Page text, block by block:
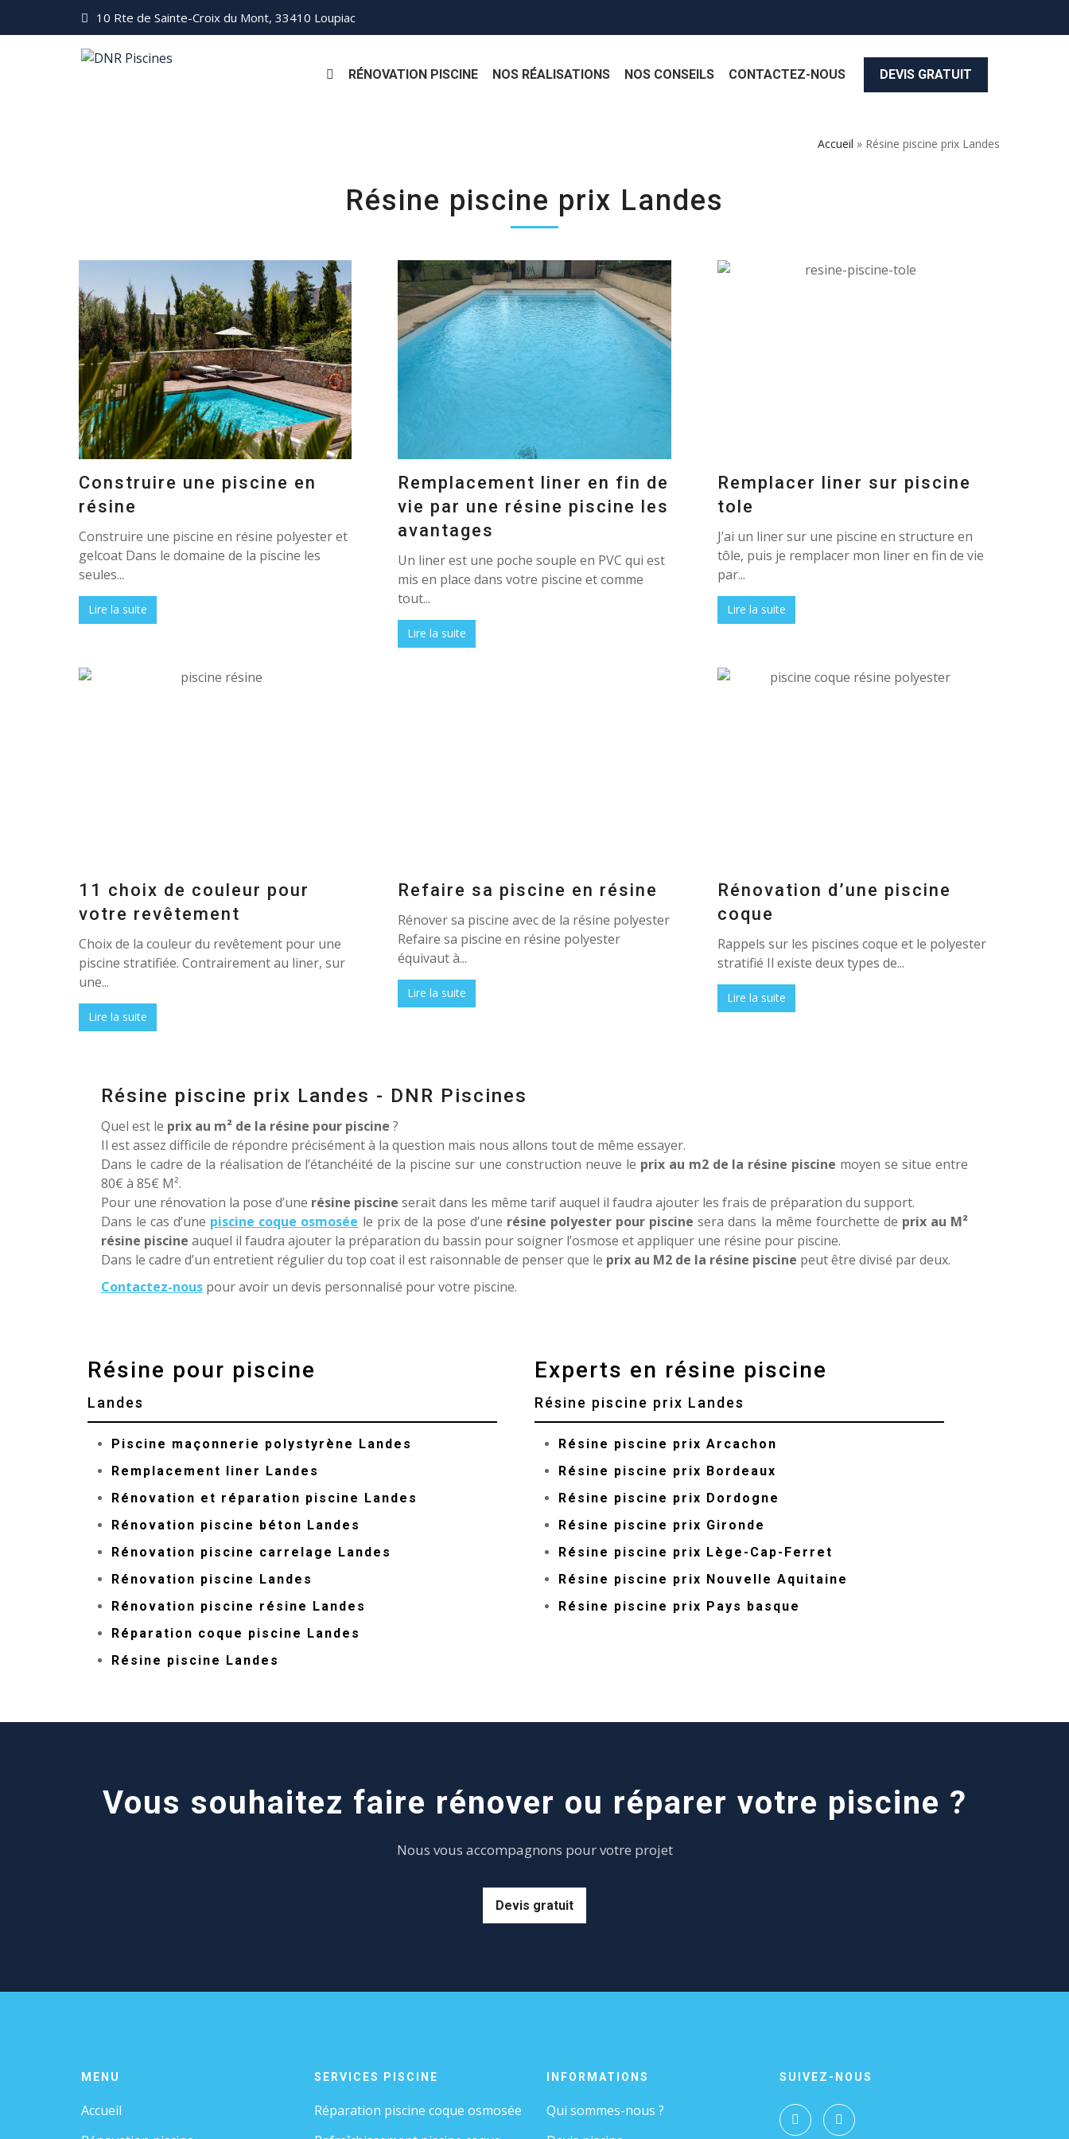
10 Rte de Sainte-Croix du Mont, 33410 Loupiac
RÉNOVATION PISCINE NOS RÉALISATIONS NOS CONSEILS CONTACTEZ-NOUS DEVIS GRATUIT
Accueil » Résine piscine prix Landes
Résine piscine prix Landes
Construire une piscine en
résine
Construire une piscine en résine polyester et
gelcoat Dans le domaine de la piscine les
seules...
Lire la suite
Remplacement liner en fin de
vie par une résine piscine les
avantages
Un liner est une poche souple en PVC qui est
mis en place dans votre piscine et comme
tout...
Lire la suite
Remplacer liner sur piscine
tole
J’ai un liner sur une piscine en structure en
tôle, puis je remplacer mon liner en fin de vie
par...
Lire la suite
11 choix de couleur pour
votre revêtement
Choix de la couleur du revêtement pour une
piscine stratifiée. Contrairement au liner, sur
une...
Lire la suite
Refaire sa piscine en résine
Rénover sa piscine avec de la résine polyester
Refaire sa piscine en résine polyester
équivaut à...
Lire la suite
Rénovation d’une piscine
coque
Rappels sur les piscines coque et le polyester
stratifié Il existe deux types de...
Lire la suite
Résine piscine prix Landes - DNR Piscines
Quel est le prix au m² de la résine pour piscine ?
Il est assez difficile de répondre précisément à la question mais nous allons tout de même essayer.
Dans le cadre de la réalisation de l’étanchéité de la piscine sur une construction neuve le prix au m2 de la résine piscine moyen se situe entre
80€ à 85€ M².
Pour une rénovation la pose d’une résine piscine serait dans les même tarif auquel il faudra ajouter les frais de préparation du support.
Dans le cas d’une piscine coque osmosée le prix de la pose d’une résine polyester pour piscine sera dans la même fourchette de prix au M²
résine piscine auquel il faudra ajouter la préparation du bassin pour soigner l’osmose et appliquer une résine pour piscine.
Dans le cadre d’un entretient régulier du top coat il est raisonnable de penser que le prix au M2 de la résine piscine peut être divisé par deux.
Contactez-nous pour avoir un devis personnalisé pour votre piscine.
Résine pour piscine
Landes
Piscine maçonnerie polystyrène Landes
Remplacement liner Landes
Rénovation et réparation piscine Landes
Rénovation piscine béton Landes
Rénovation piscine carrelage Landes
Rénovation piscine Landes
Rénovation piscine résine Landes
Réparation coque piscine Landes
Résine piscine Landes
Experts en résine piscine
Résine piscine prix Landes
Résine piscine prix Arcachon
Résine piscine prix Bordeaux
Résine piscine prix Dordogne
Résine piscine prix Gironde
Résine piscine prix Lège-Cap-Ferret
Résine piscine prix Nouvelle Aquitaine
Résine piscine prix Pays basque
Vous souhaitez faire rénover ou réparer votre piscine ?
Nous vous accompagnons pour votre projet
Devis gratuit
MENU
Accueil
SERVICES PISCINE
Réparation piscine coque osmosée
INFORMATIONS
Qui sommes-nous ?
SUIVEZ-NOUS